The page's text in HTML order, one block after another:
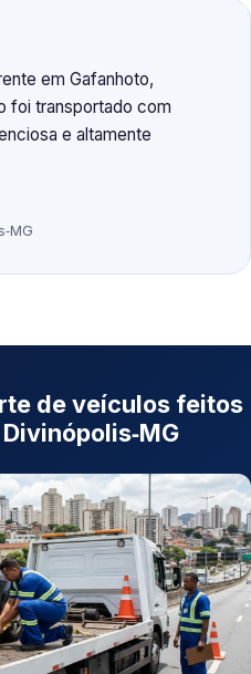
em Gafanhoto,
foi transportado com
e altamente
de veículos feitos